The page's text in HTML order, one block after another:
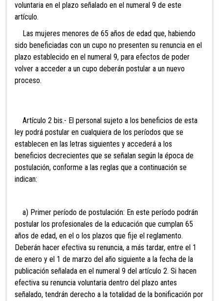
voluntaria en el plazo señalado en el numeral 9 de este
artículo.
Las mujeres menores de 65 años de edad que, habiendo
sido beneficiadas con un cupo no presenten su renuncia en el
plazo establecido en el numeral 9, para efectos de poder
volver a acceder a un cupo deberán postular a un nuevo
proceso.
Artículo 2 bis.- El personal sujeto a los beneficios de esta
ley podrá postular en cualquiera de los períodos que se
establecen en las letras siguientes y accederá a los
beneficios decrecientes que se señalan según la época de
postulación, conforme a las reglas que a continuación se
indican:
a) Primer período de postulación: En este período podrán
postular los profesionales de la educación que cumplan 65
años de edad, en el o los plazos que fije el reglamento.
Deberán hacer efectiva su renuncia, a más tardar, entre el 1
de enero y el 1 de marzo del año siguiente a la fecha de la
publicación señalada en el numeral 9 del artículo 2. Si hacen
efectiva su renuncia voluntaria dentro del plazo antes
señalado, tendrán derecho a la totalidad de la bonificación por